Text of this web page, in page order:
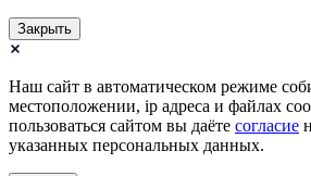
Закрыть
Наш сайт в автоматическом режиме
местоположении, ip адреса и файлах
пользоваться сайтом вы даёте согласие
указанных персональных данных.